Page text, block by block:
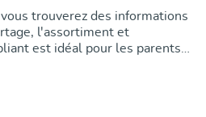
trouverez des informations
l'assortiment et
est idéal pour les parents